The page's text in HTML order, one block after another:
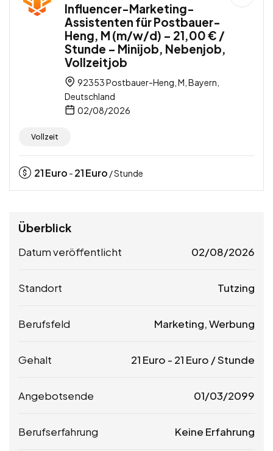
Influencer-Marketing-
Assistenten für Postbauer-
Heng, M (m/w/d) – 21,00 € /
Stunde – Minijob, Nebenjob,
Vollzeitjob
92353 Postbauer-Heng, M, Bayern,
Deutschland
02/08/2026
Vollzeit
21Euro - 21Euro / Stunde
Überblick
Datum veröffentlicht 02/08/2026
Standort Tutzing
Berufsfeld Marketing, Werbung
Gehalt 21 Euro - 21 Euro / Stunde
Angebotsende 01/03/2099
Berufserfahrung Keine Erfahrung